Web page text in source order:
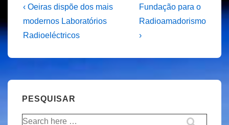
Navegação
de
artigos
Previous
Post
is
‹ Oeiras dispõe dos mais
modernos Laboratórios
Radioeléctricos
Next
Post
is
Fundação para o
Radioamadorismo
›
PESQUISAR
Pesquisar